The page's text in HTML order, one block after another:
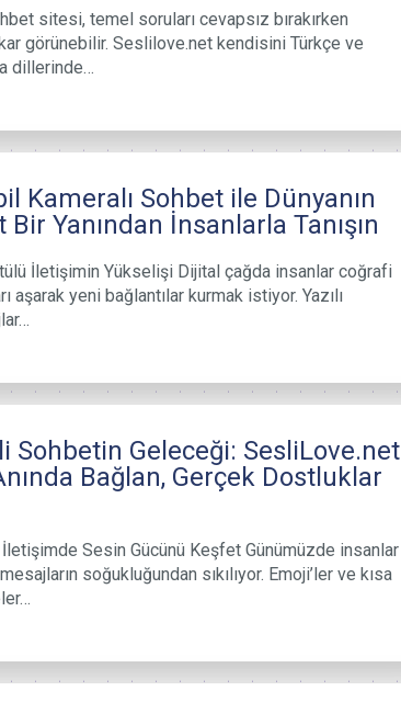
sitesi, temel soruları cevapsız bırakırken
görünebilir. Seslilove.net kendisini Türkçe ve
dillerinde…
Kameralı Sohbet ile Dünyanın
Bir Yanından İnsanlarla Tanışın
İletişimin Yükselişi Dijital çağda insanlar coğrafi
aşarak yeni bağlantılar kurmak istiyor. Yazılı
Sohbetin Geleceği: SesliLove.net
Bağlan, Gerçek Dostluklar
İletişimde Sesin Gücünü Keşfet Günümüzde insanlar
soğukluğundan sıkılıyor. Emoji’ler ve kısa